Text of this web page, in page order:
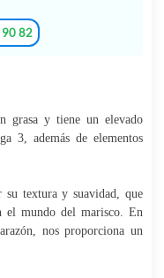
82
grasa y tiene un elevado
3, además de elementos
su textura y suavidad, que
el mundo del marisco. En
nos proporciona un